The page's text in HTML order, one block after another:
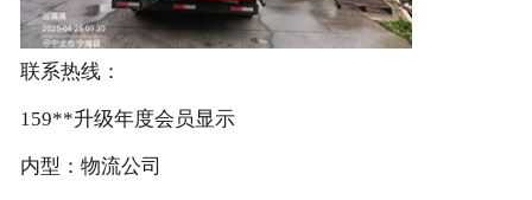
联系热线：
159**升级年度会员显示
内型：物流公司